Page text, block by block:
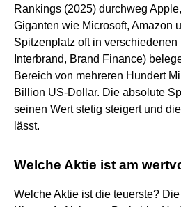
Rankings (2025) durchweg
Giganten wie Microsoft, Amazon
Spitzenplatz oft in verschiedenen
Interbrand, Brand Finance)
Bereich von mehreren Hundert
Billion US-Dollar. Die absolute
seinen Wert stetig steigert und
lässt.
Welche Aktie ist am
Welche Aktie ist die teuerste?